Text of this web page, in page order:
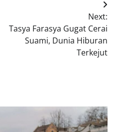
Next:
Tasya Farasya Gugat Cerai
Suami, Dunia Hiburan
Terkejut